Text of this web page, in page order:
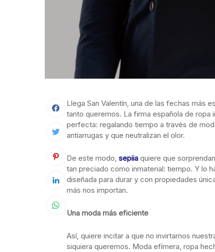
Llega San Valentín, una de las fechas más
tanto queremos. La firma española de ropa
perfecta: regalando tiempo a través de
antiarrugas y que neutralizan el olor.
De este modo, sepiia quiere que
tan preciado como inmaterial: tiempo. Y lo
diseñada para durar y con propiedades
más nos importan.
Una moda más eficiente
Así, quiere incitar a que no invirtamos
siquiera queremos. Moda efímera, ropa